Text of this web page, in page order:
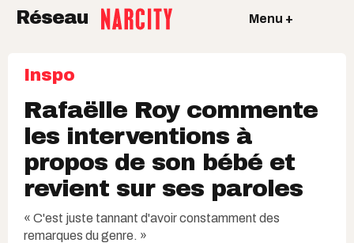
Réseau Menu +
Inspo
Rafaëlle Roy commente
les interventions à
propos de son bébé et
revient sur ses paroles
« C'est juste tannant d'avoir constamment des
remarques du genre. »